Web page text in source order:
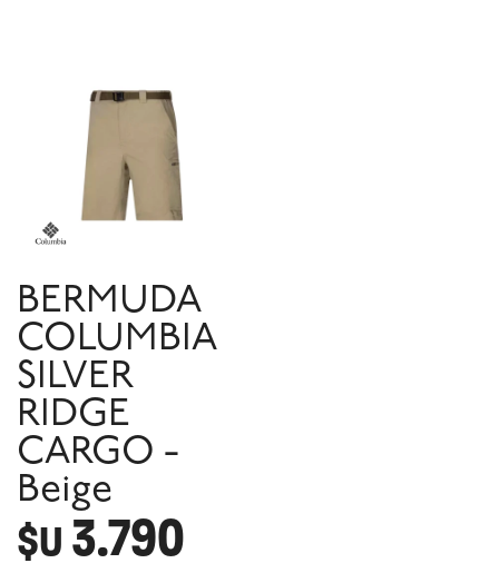
BERMUDA
COLUMBIA
SILVER
RIDGE
CARGO -
Beige
$U 3.790